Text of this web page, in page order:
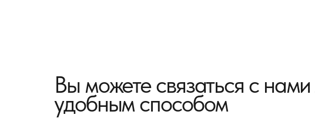
Вы можете связаться с
удобным способом